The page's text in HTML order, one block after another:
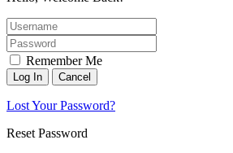
Remember Me
Lost Your Password?
Reset Password